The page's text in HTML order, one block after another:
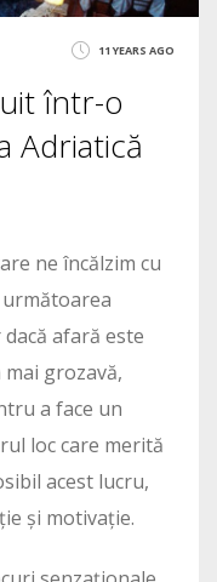
11 YEARS AGO
într-o
Adriatică
ne încălzim cu
următoarea
afară este
grozavă,
a face un
loc care merită
acest lucru,
și motivație.